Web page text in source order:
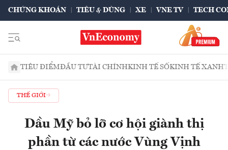
CHỨNG KHOÁN TIÊU & DÙNG XE VNE TV TECH
TIÊU ĐIỂMĐẦU TƯTÀI CHÍNHKINH TẾ SỐKINH TẾ XANH
THẾ GIỚI
Dầu Mỹ bỏ lỡ cơ hội giành thị
phần từ các nước Vùng Vịnh